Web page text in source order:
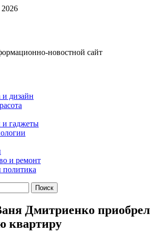
2026
новостной сайт
и дизайн
гаджеты
и ремонт
Дмитриенко приобрел
квартиру